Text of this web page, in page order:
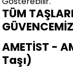
TÜM
AMETİST -
Taşı)